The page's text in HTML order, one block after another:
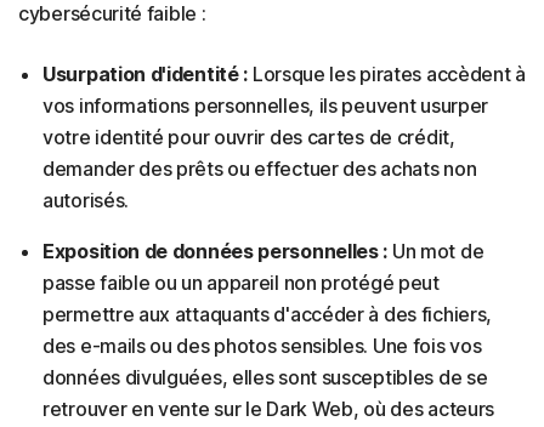
cybersécurité faible :
Usurpation d'identité : Lorsque les pirates accèdent à
vos informations personnelles, ils peuvent usurper
votre identité pour ouvrir des cartes de crédit,
demander des prêts ou effectuer des achats non
autorisés.
Exposition de données personnelles : Un mot de
passe faible ou un appareil non protégé peut
permettre aux attaquants d'accéder à des fichiers,
des e-mails ou des photos sensibles. Une fois vos
données divulguées, elles sont susceptibles de se
retrouver en vente sur le Dark Web, où des acteurs